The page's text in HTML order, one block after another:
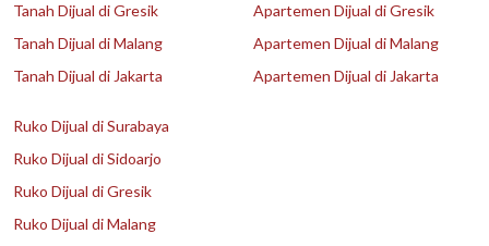
Tanah Dijual di Gresik
Tanah Dijual di Malang
Tanah Dijual di Jakarta
Apartemen Dijual di Gresik
Apartemen Dijual di Malang
Apartemen Dijual di Jakarta
Ruko Dijual di Surabaya
Ruko Dijual di Sidoarjo
Ruko Dijual di Gresik
Ruko Dijual di Malang